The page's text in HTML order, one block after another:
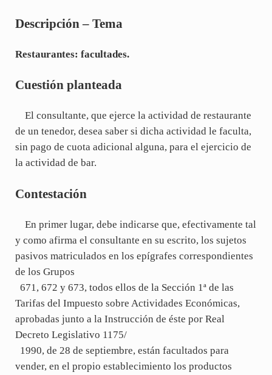
Descripción – Tema
Restaurantes: facultades.
Cuestión planteada
El consultante, que ejerce la actividad de restaurante
de un tenedor, desea saber si dicha actividad le faculta,
sin pago de cuota adicional alguna, para el ejercicio de
la actividad de bar.
Contestación
En primer lugar, debe indicarse que, efectivamente tal
y como afirma el consultante en su escrito, los sujetos
pasivos matriculados en los epígrafes correspondientes
de los Grupos
671, 672 y 673, todos ellos de la Sección 1ª de las
Tarifas del Impuesto sobre Actividades Económicas,
aprobadas junto a la Instrucción de éste por Real
Decreto Legislativo 1175/
1990, de 28 de septiembre, están facultados para
vender, en el propio establecimiento los productos